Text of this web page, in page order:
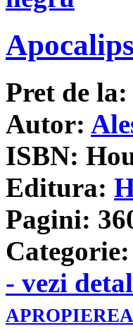
Pret de la:
Autor:
ISBN:
Editura:
Pagini:
Categorie:
- vezi